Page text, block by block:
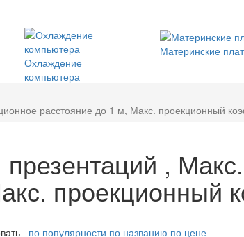
Охлаждение
компьютера
Материнские
расстояние до 1 м, Макс. проекционный
,
проекционный
по популярности по названию по цене